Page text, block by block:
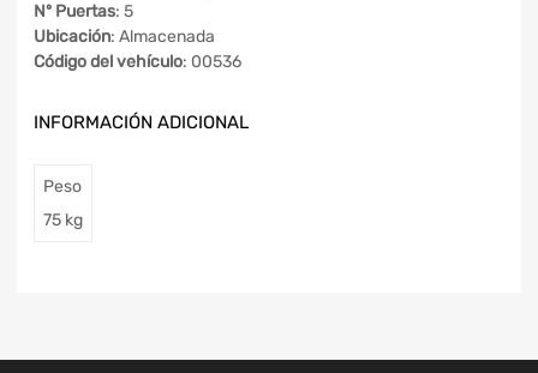
Nº Puertas: 5
Ubicación: Almacenada
Código del vehículo: 00536
INFORMACIÓN ADICIONAL
Peso
75 kg